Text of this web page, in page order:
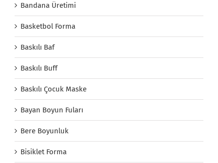
Bandana Üretimi
Basketbol Forma
Baskılı Baf
Baskılı Buff
Baskılı Çocuk Maske
Bayan Boyun Fuları
Bere Boyunluk
Bisiklet Forma